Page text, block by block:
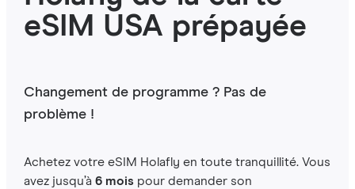
eSIM USA prépayée
Changement de programme ? Pas de
problème !
Achetez votre eSIM Holafly en toute tranquillité. Vous
avez jusqu’à 6 moispour demander son